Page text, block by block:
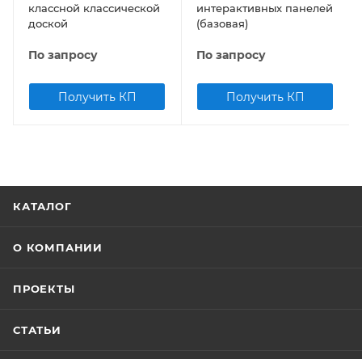
классной классической
доской
По запросу
Получить КП
интерактивных панелей
(базовая)
По запросу
Получить КП
КАТАЛОГ
О КОМПАНИИ
ПРОЕКТЫ
СТАТЬИ